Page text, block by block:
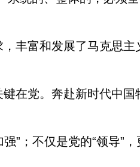
丰富和发展了马克思
在党。奔赴新时代中
强”；不仅是党的“领导”